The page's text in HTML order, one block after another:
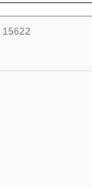
15622